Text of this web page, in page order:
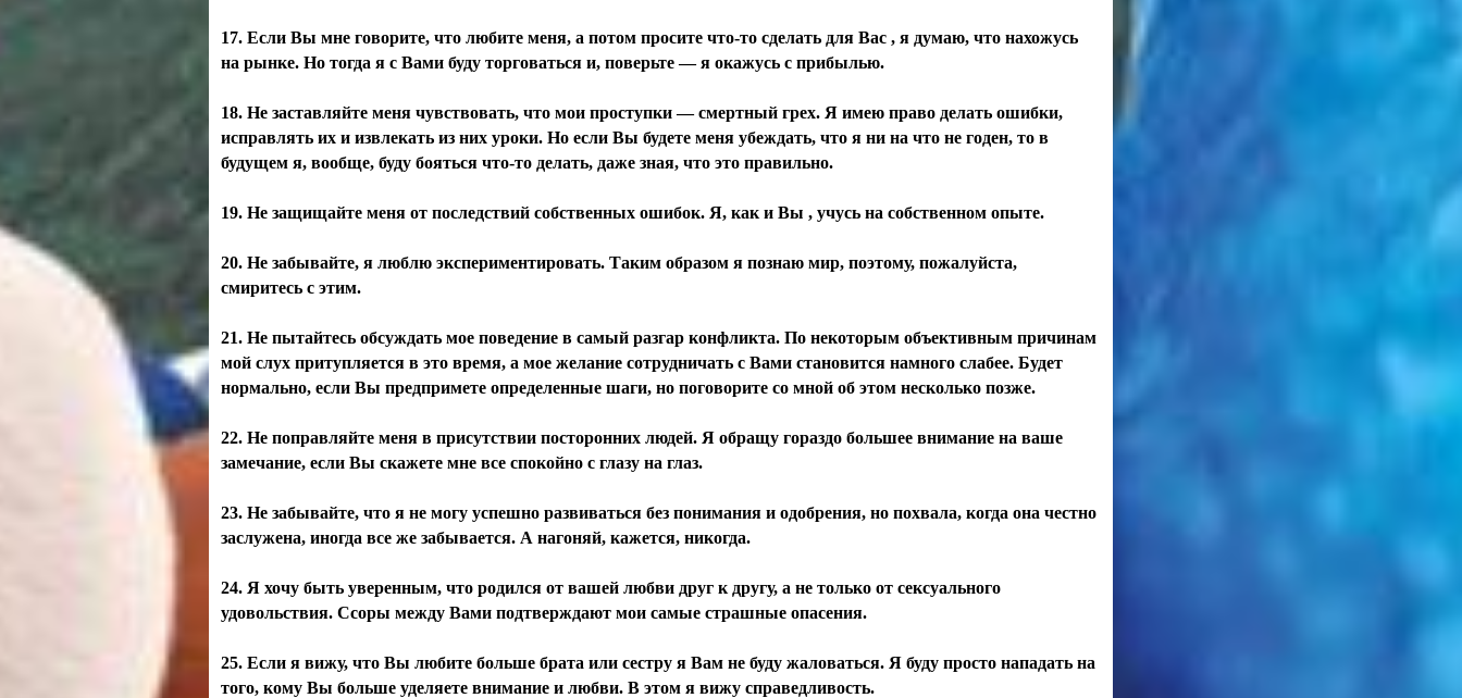
17. Если Вы мне говорите, что любите меня, а потом просите что-то сделать для Вас , я думаю, что нахожусь
на рынке. Но тогда я с Вами буду торговаться и, поверьте — я окажусь с прибылью.
18. Не заставляйте меня чувствовать, что мои проступки — смертный грех. Я имею право делать ошибки,
исправлять их и извлекать из них уроки. Но если Вы будете меня убеждать, что я ни на что не годен, то в
будущем я, вообще, буду бояться что-то делать, даже зная, что это правильно.
19. Не защищайте меня от последствий собственных ошибок. Я, как и Вы , учусь на собственном опыте.
20. Не забывайте, я люблю экспериментировать. Таким образом я познаю мир, поэтому, пожалуйста,
смиритесь с этим.
21. Не пытайтесь обсуждать мое поведение в самый разгар конфликта. По некоторым объективным причинам
мой слух притупляется в это время, а мое желание сотрудничать с Вами становится намного слабее. Будет
нормально, если Вы предпримете определенные шаги, но поговорите со мной об этом несколько позже.
22. Не поправляйте меня в присутствии посторонних людей. Я обращу гораздо большее внимание на ваше
замечание, если Вы скажете мне все спокойно с глазу на глаз.
23. Не забывайте, что я не могу успешно развиваться без понимания и одобрения, но похвала, когда она честно
заслужена, иногда все же забывается. А нагоняй, кажется, никогда.
24. Я хочу быть уверенным, что родился от вашей любви друг к другу, а не только от сексуального
удовольствия. Ссоры между Вами подтверждают мои самые страшные опасения.
25. Если я вижу, что Вы любите больше брата или сестру я Вам не буду жаловаться. Я буду просто нападать на
того, кому Вы больше уделяете внимание и любви. В этом я вижу справедливость.